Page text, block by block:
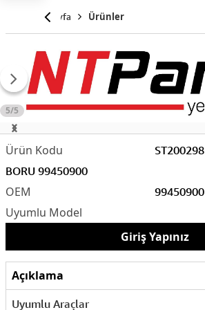
Anasayfa Ürünler
5/5
ST200298
99450900
BORU 99450900
Giriş Yapınız
Açıklama
Uyumlu Araçlar